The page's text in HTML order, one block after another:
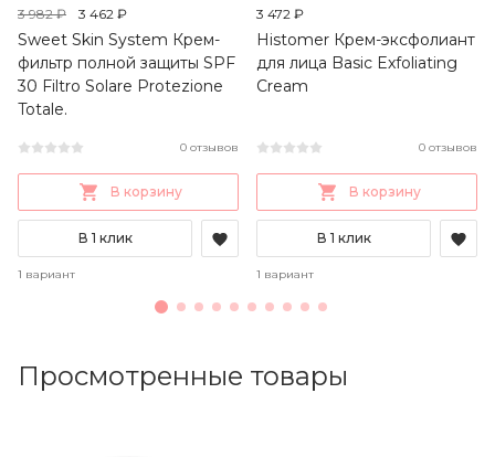
3 982 ₽ 3 462 ₽
Sweet Skin System Крем-
фильтр полной защиты SPF
30 Filtro Solare Protezione
Totale.
0 отзывов
В корзину
В 1 клик
1 вариант
3 472 ₽
Histomer Крем-эксфолиант
для лица Basic Exfoliating
Cream
0 отзывов
В корзину
В 1 клик
1 вариант
Просмотренные товары